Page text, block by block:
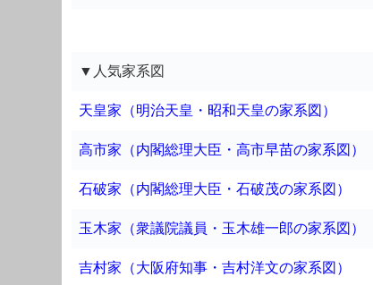
▼人気家系図
天皇家（明治天皇・昭和天皇の家系図）
高市家（内閣総理大臣・高市早苗の家系図）
石破家（内閣総理大臣・石破茂の家系図）
玉木家（衆議院議員・玉木雄一郎の家系図）
吉村家（大阪府知事・吉村洋文の家系図）